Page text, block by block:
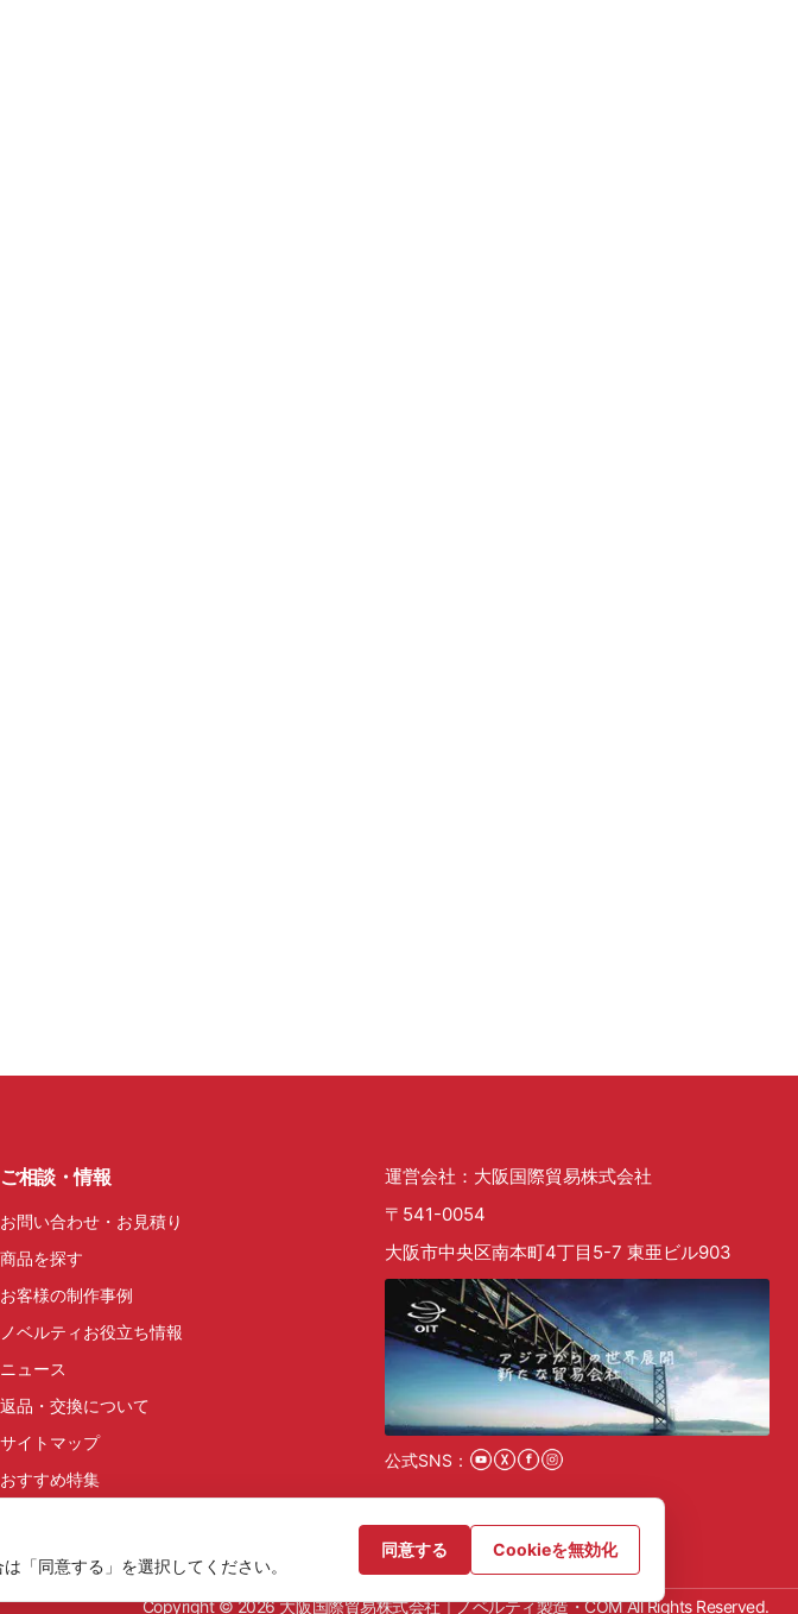
ご相談・情報
お問い合わせ・お見積り
商品を探す
お客様の制作事例
ノベルティお役立ち情報
ニュース
返品・交換について
サイトマップ
おすすめ特集
運営会社：大阪国際貿易株式会社
〒541-0054
大阪市中央区南本町4丁目5-7 東亜ビル903
公式SNS：
採用情報
Copyright © 2026 大阪国際貿易株式会社｜ノベルティ製造・COM All Rights Reserved.
「同意する」を選択してください。
同意する Cookieを無効化